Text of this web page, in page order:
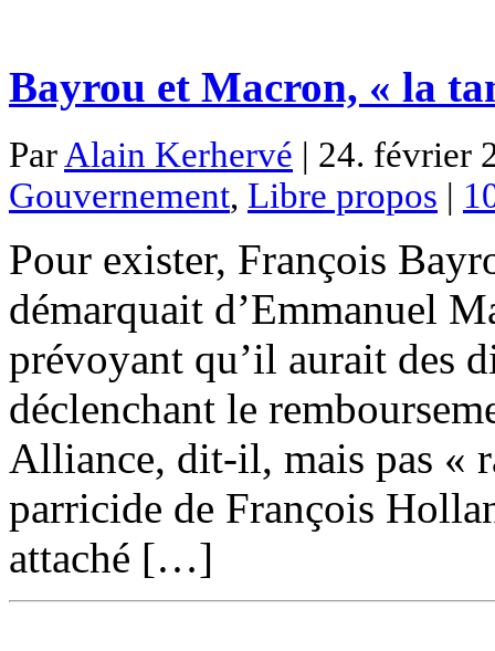
Bayrou et Macron, « la
Par Alain Kerhervé | 24. février
Gouvernement, Libre propos |
Pour exister, François
démarquait d’Emmanuel
prévoyant qu’il aurait des
déclenchant le
Alliance, dit-il, mais pas «
parricide de François
attaché […]